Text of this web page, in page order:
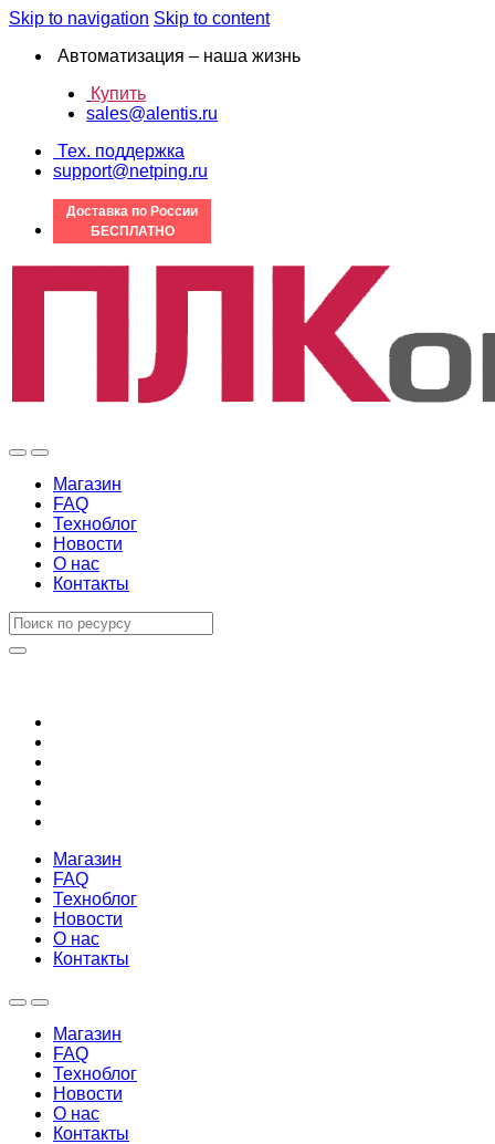
Skip to navigation Skip to content
Автоматизация – наша жизнь
Купить
sales@alentis.ru
Тех. поддержка
support@netping.ru
Доставка по России
БЕСПЛАТНО
Магазин
FAQ
Техноблог
Новости
О нас
Контакты
Магазин
FAQ
Техноблог
Новости
О нас
Контакты
Магазин
FAQ
Техноблог
Новости
О нас
Контакты